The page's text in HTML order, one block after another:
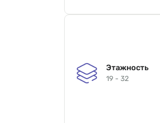
Этажность
19 - 32